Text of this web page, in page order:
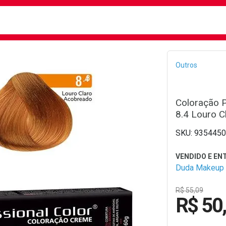
Outros
Coloração
8.4 Louro
Duda Makeup
R$ 55,09
R$